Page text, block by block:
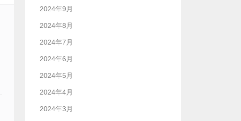
2024年9月
2024年8月
2024年7月
2024年6月
2024年5月
2024年4月
2024年3月